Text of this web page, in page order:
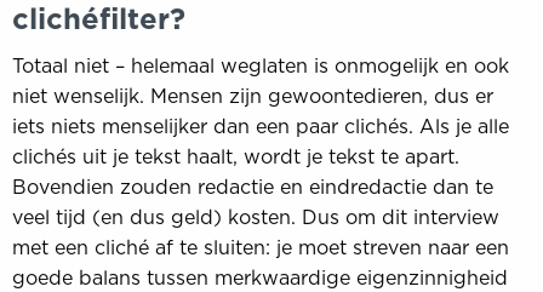
clichéfilter?
Totaal niet – helemaal weglaten is onmogelijk en ook
niet wenselijk. Mensen zijn gewoontedieren, dus er
iets niets menselijker dan een paar clichés. Als je alle
clichés uit je tekst haalt, wordt je tekst te apart.
Bovendien zouden redactie en eindredactie dan te
veel tijd (en dus geld) kosten. Dus om dit interview
met een cliché af te sluiten: je moet streven naar een
goede balans tussen merkwaardige eigenzinnigheid